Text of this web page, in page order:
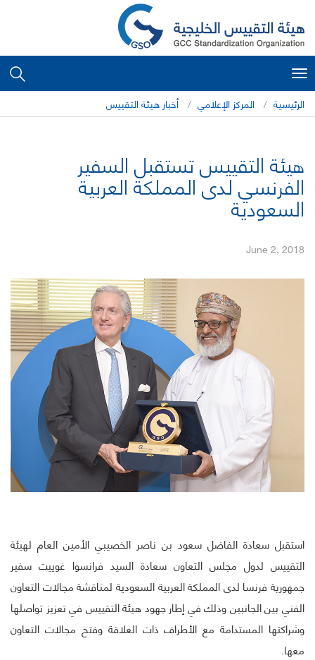
Toggle
navigation
الرئيسية المركز الإعلامي أخبار هيئة التقييس
هيئة التقييس تستقبل السفير
الفرنسي لدى المملكة العربية
السعودية
June 2, 2018
استقبل سعادة الفاضل سعود بن ناصر الخصيبي الأمين العام لهيئة
التقييس لدول مجلس التعاون سعادة السيد فرانسوا غوييت سفير
جمهورية فرنسا لدى المملكة العربية السعودية لمناقشة مجالات التعاون
الفني بين الجانبين وذلك في إطار جهود هيئة التقييس في تعزيز تواصلها
وشراكتها المستدامة مع الأطراف ذات العلاقة وفتح مجالات التعاون
معها.